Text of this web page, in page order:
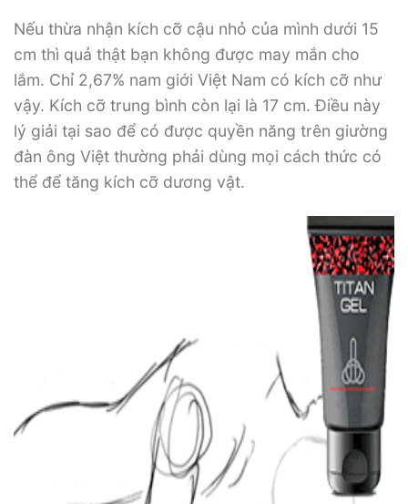
Nếu thừa nhận kích cỡ cậu nhỏ của mình dưới 15
cm thì quả thật bạn không được may mắn cho
lắm. Chỉ 2,67% nam giới Việt Nam có kích cỡ như
vậy. Kích cỡ trung bình còn lại là 17 cm. Điều này
lý giải tại sao để có được quyền năng trên giường
đàn ông Việt thường phải dùng mọi cách thức có
thể để tăng kích cỡ dương vật.